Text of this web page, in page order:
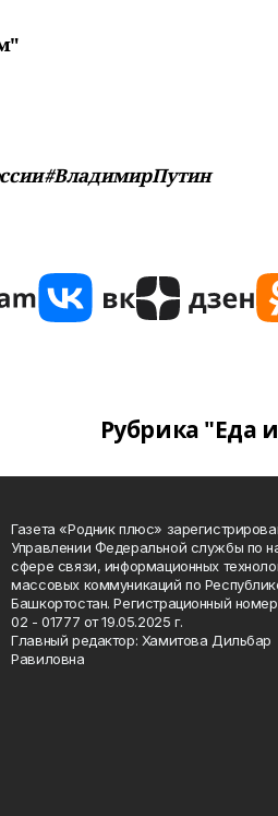
Рубрика "Еда
Газета «Родник плюс»
Управлении Федеральной службы по
сфере связи, информационных
массовых коммуникаций по
Башкортостан. Регистрационный
02 - 01777 от 19.05.2025 г.
Главный редактор: Хамитова Дильбар
Равиловна